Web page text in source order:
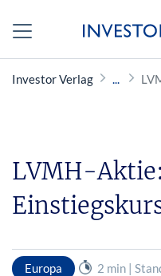
Investor Verlag
LVMH-
Europa 2 min |